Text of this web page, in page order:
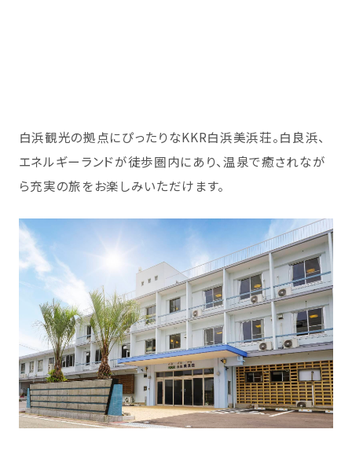
白浜観光の拠点にぴったりなKKR白浜美浜荘。白良浜、
エネルギーランドが徒歩圏内にあり、温泉で癒されなが
ら充実の旅をお楽しみいただけます。